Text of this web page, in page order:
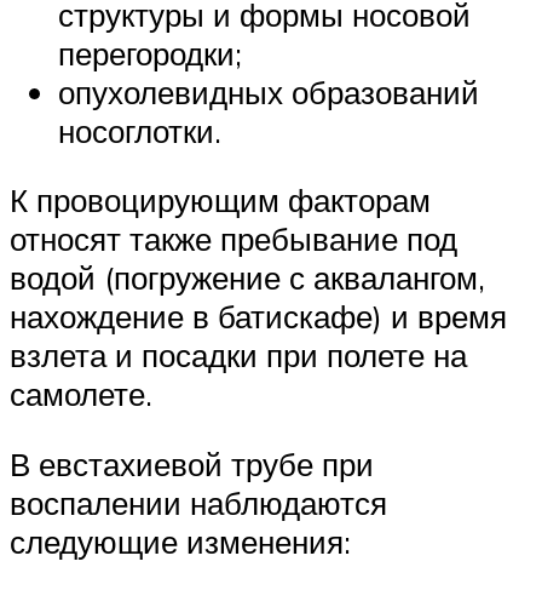
структуры и формы носовой
перегородки;
опухолевидных образований
носоглотки.
К провоцирующим факторам
относят также пребывание под
водой (погружение с аквалангом,
нахождение в батискафе) и время
взлета и посадки при полете на
самолете.
В евстахиевой трубе при
воспалении наблюдаются
следующие изменения: